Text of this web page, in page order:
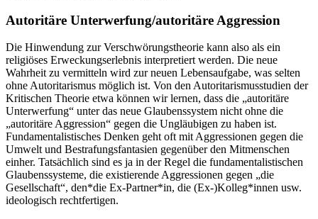
Autoritäre Unterwerfung/autoritäre Aggression
Die Hinwendung zur Verschwörungstheorie kann also als ein
religiöses Erweckungserlebnis interpretiert werden. Die neue
Wahrheit zu vermitteln wird zur neuen Lebensaufgabe, was selten
ohne Autoritarismus möglich ist. Von den Autoritarismusstudien der
Kritischen Theorie etwa können wir lernen, dass die „autoritäre
Unterwerfung“ unter das neue Glaubenssystem nicht ohne die
„autoritäre Aggression“ gegen die Ungläubigen zu haben ist.
Fundamentalistisches Denken geht oft mit Aggressionen gegen die
Umwelt und Bestrafungsfantasien gegenüber den Mitmenschen
einher. Tatsächlich sind es ja in der Regel die fundamentalistischen
Glaubenssysteme, die existierende Aggressionen gegen „die
Gesellschaft“, den*die Ex-Partner*in, die (Ex-)Kolleg*innen usw.
ideologisch rechtfertigen.